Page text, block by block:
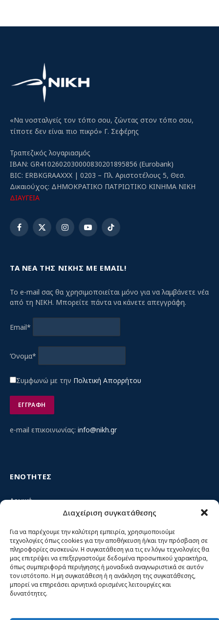
Διαχείριση συγκατάθεσης
Για να παρέχουμε την καλύτερη εμπειρία, χρησιμοποιούμε
τεχνολογίες όπως cookies για την αποθήκευση ή/και την πρόσβαση σε
πληροφορίες συσκευών. Η συγκατάθεση για τις εν λόγω τεχνολογίες θα
μας επιτρέψει να επεξεργαστούμε δεδομένα προσωπικού χαρακτήρα,
όπως συμπεριφορά περιήγησης ή μοναδικά αναγνωριστικά σε αυτόν
τον ιστότοπο. Η μη συγκατάθεση ή η ανάκληση της συγκατάθεσης,
μπορεί να επηρεάσει αρνητικά ορισμένες λειτουργίες και
δυνατότητες.
«Να νοσταλγείς τον τόπο σου, ζώντας στον τόπο σου,
τίποτε δεν είναι πιο πικρό» Γ. Σεφέρης
Τραπεζικός λογαριασμός
IBAN: GR4102602030000830201895856 (Eurobank)
BIC: ERBKGRAAXXX | 0203 – Πλ. Αριστοτέλους 5, Θεσ.
Δικαιούχος: ΔΗΜΟΚΡΑΤΙΚΟ ΠΑΤΡΙΩΤΙΚΟ ΚΙΝΗΜΑ ΝΙΚΗ
ΔΙΑΥΓΕΙΑ
Facebook
X
InstagramYouTubeTikTok
ΤΑ ΝΕΑ ΤΗΣ ΝΙΚΗΣ ΜΕ EMAIL!
Το e-mail σας θα χρησιμοποιείται μόνο για να λαμβάνετε νέα
από τη ΝΙΚΗ. Μπορείτε πάντα να κάνετε απεγγράφη.
Email*
Όνομα*
Συμφωνώ με την Πολιτική Απορρήτου
e-mail επικοινωνίας: info@nikh.gr
ΕΝΟΤΗΤΕΣ
Αρχική
Κίνημα ΝΙΚΗ – Ποιοι είμαστε, αρχές & δράση
Θέσεις
Πρόσωπα
Όργανα και ομάδες
Βίντεο
Δελτία Τύπου